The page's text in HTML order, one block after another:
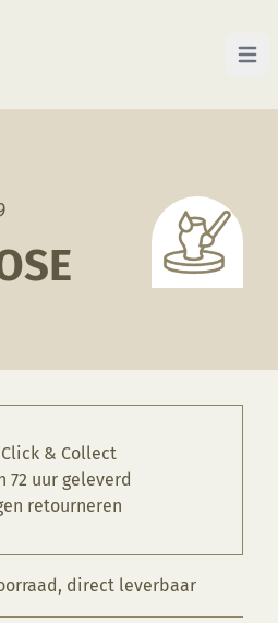
Open
& Collect
72 uur geleverd
retourneren
direct leverbaar